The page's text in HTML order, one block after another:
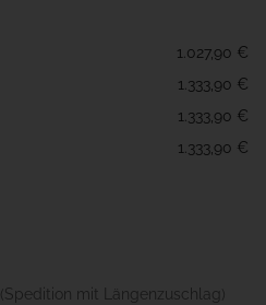
1.027,90 €
1.333,90 €
1.333,90 €
1.333,90 €
(Spedition mit Längenzuschlag)